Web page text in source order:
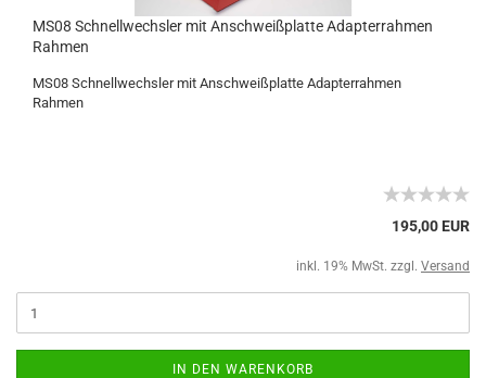
MS08 Schnellwechsler mit Anschweißplatte Adapterrahmen
Rahmen
MS08 Schnellwechsler mit Anschweißplatte Adapterrahmen
Rahmen
195,00 EUR
inkl. 19% MwSt. zzgl. Versand
IN DEN WARENKORB